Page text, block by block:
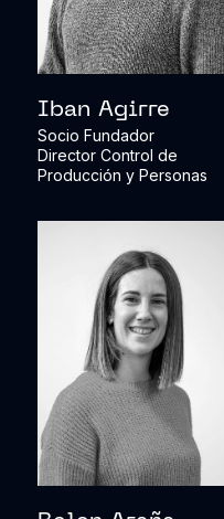
Iban Agirre
Socio Fundador
Director Control de
Producción y Personas